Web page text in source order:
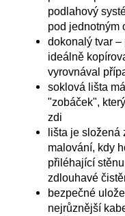
podlahový
pod jednotným
dokonalý tvar –
ideálně
vyrovnával
soklová lišta
"zobáček",
zdi
lišta je složená
malování, kdy
přiléhající
zdlouhavé
bezpečné
nejrůznější